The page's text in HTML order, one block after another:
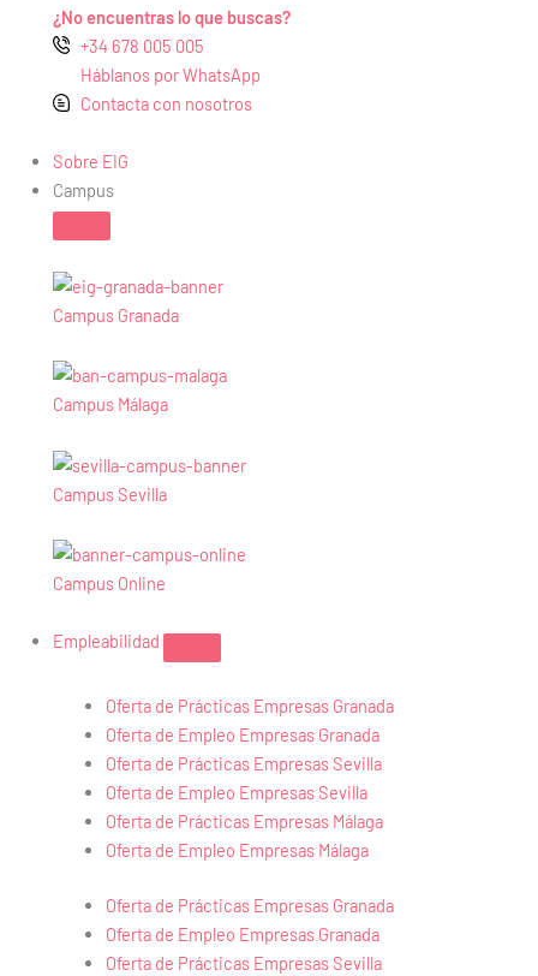
¿No encuentras lo que buscas?
+34 678 005 005
Háblanos por WhatsApp
Contacta con nosotros
Sobre EIG
Campus
Campus Granada
Campus Málaga
Campus Sevilla
Campus Online
Empleabilidad
Oferta de Prácticas Empresas Granada
Oferta de Empleo Empresas Granada
Oferta de Prácticas Empresas Sevilla
Oferta de Empleo Empresas Sevilla
Oferta de Prácticas Empresas Málaga
Oferta de Empleo Empresas Málaga
Oferta de Prácticas Empresas Granada
Oferta de Empleo Empresas Granada
Oferta de Prácticas Empresas Sevilla